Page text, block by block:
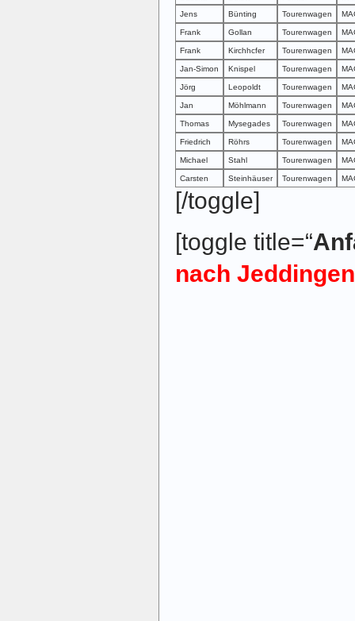
Jens Bünting Tourenwagen
Frank Gollan Tourenwagen
Frank Kirchhcfer Tourenwagen
Jan-Simon Knispel Tourenwagen
Jörg Leopoldt Tourenwagen
Jan Möhlmann Tourenwagen
Thomas Mysegades Tourenwagen
Friedrich Röhrs Tourenwagen
Michael Stahl Tourenwagen
Carsten Steinhäuser Tourenwagen
[/toggle]
[toggle title=“
nach Jeddingen